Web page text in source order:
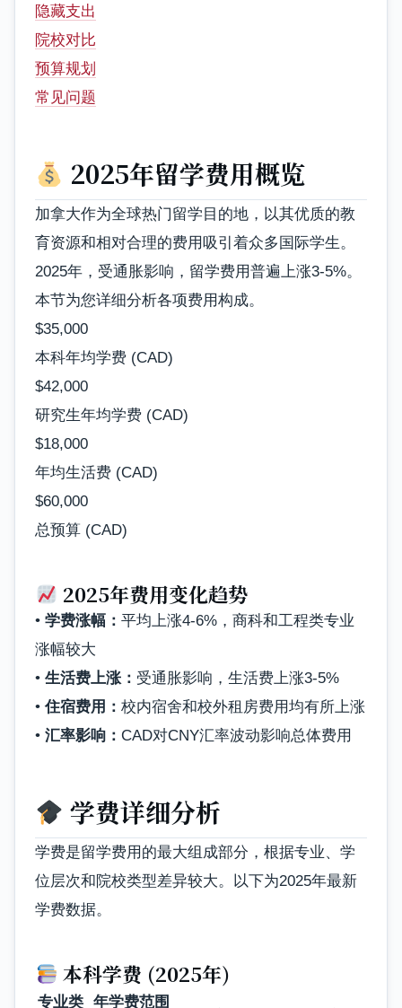
隐藏支出
院校对比
预算规划
常见问题
2025年留学费用概览
加拿大作为全球热门留学目的地，以其优质的教
育资源和相对合理的费用吸引着众多国际学生。
2025年，受通胀影响，留学费用普遍上涨3-5%。
本节为您详细分析各项费用构成。
$35,000
本科年均学费 (CAD)
$42,000
研究生年均学费 (CAD)
$18,000
年均生活费 (CAD)
$60,000
总预算 (CAD)
2025年费用变化趋势
• 学费涨幅： 平均上涨4-6%，商科和工程类专业
涨幅较大
• 生活费上涨： 受通胀影响，生活费上涨3-5%
•住宿费用： 校内宿舍和校外租房费用均有所上涨
• 汇率影响： CAD对CNY汇率波动影响总体费用
学费详细分析
学费是留学费用的最大组成部分，根据专业、学
位层次和院校类型差异较大。以下为2025年最新
学费数据。
本科学费 (2025年)
专业类 年学费范围